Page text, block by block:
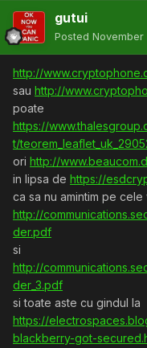
gutui
Posted November
http://
sau http://
poate
https://
t/
ori http://
in lipsa de https://
ca sa nu amintim pe cele
http://
der.pdf
si
http://
der_3.pdf
si toate aste cu gindul la
https://
blackberry-got-